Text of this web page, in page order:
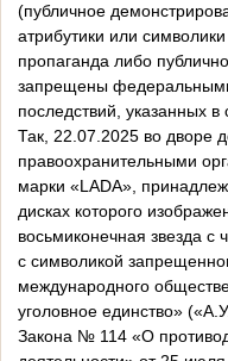
(публичное
атрибутики или символики
пропаганда либо
запрещены
последствий, указанных в
Так, 22.07.2025 во дворе
правоохранительными
марки «LADA»,
дисках которого
восьмиконечная звезда
с символикой
международного
уголовное единство»
Закона № 114 «О